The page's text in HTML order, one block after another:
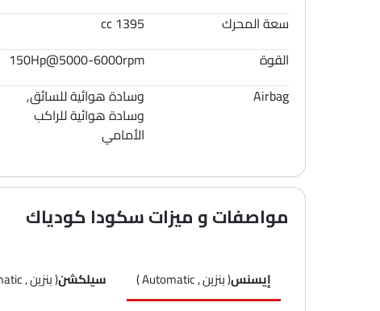
سعة المحرك
1395 cc
القوة
150Hp@5000-6000rpm
Airbag
وسادة هوائية للسائق,
وسادة هوائية للراكب
الأمامي
مواصفات و ميزات سكودا كودياك
إيسنس( بنزين , Automatic ) سيلكشن( بنزين , Automatic )